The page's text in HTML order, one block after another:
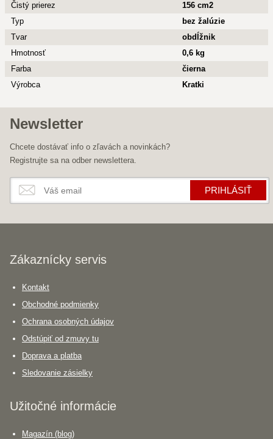
Čistý prierez
156 cm2
Typ
bez žalúzie
Tvar
obdĺžnik
Hmotnosť
0,6 kg
Farba
čierna
Výrobca
Kratki
Newsletter
Chcete dostávať info o zľavách a novinkách?
Registrujte sa na odber newslettera.
PRIHLÁSIŤ
Zákaznícky servis
Kontakt
Obchodné podmienky
Ochrana osobných údajov
Odstúpiť od zmuvy tu
Doprava a platba
Sledovanie zásielky
Užitočné informácie
Magazín (blog)